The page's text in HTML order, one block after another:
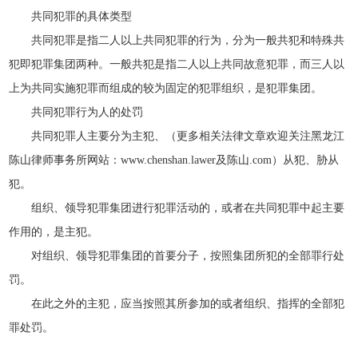
共同犯罪的具体类型
共同犯罪是指二人以上共同犯罪的行为，分为一般共犯和特殊共
犯即犯罪集团两种。一般共犯是指二人以上共同故意犯罪，而三人以
上为共同实施犯罪而组成的较为固定的犯罪组织，是犯罪集团。
共同犯罪行为人的处罚
共同犯罪人主要分为主犯、（更多相关法律文章欢迎关注黑龙江
陈山律师事务所网站：www.chenshan.lawer及陈山.com）从犯、胁从
犯。
组织、领导犯罪集团进行犯罪活动的，或者在共同犯罪中起主要
作用的，是主犯。
对组织、领导犯罪集团的首要分子，按照集团所犯的全部罪行处
罚。
在此之外的主犯，应当按照其所参加的或者组织、指挥的全部犯
罪处罚。